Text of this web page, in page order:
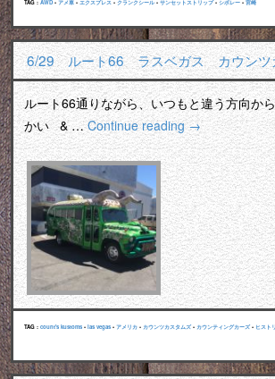
TAG : AWD • アメ車 • エクスプレス • クランクシール • サンセットストリップ• シボレー • 宮崎
6/29 ルート66 ラスベガス カウン
ルート66通りながら、いつもと違う方向か
かい & …Continue reading→
TAG : count's kustoms • las vegas • アメリカ • カウンツカスタムズ• カウンティングカーズ• ヒスト